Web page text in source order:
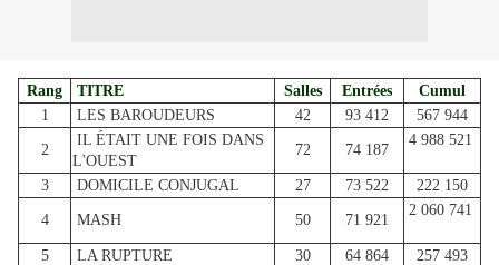
Rang TITRE Salles Entrées
Cumul
1
LES BAROUDEURS 42 93 412 567 944
2
IL ÉTAIT UNE FOIS DANS
L'OUEST
72 74 187
4 988 521
3 DOMICILE CONJUGAL 27 73 522 222 150
4 MASH 50 71 921
2 060 741
5 LA RUPTURE 30 64 864 257 493